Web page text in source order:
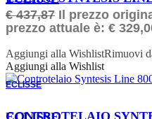
€437,87 Il prezzo
prezzo attuale è: €
Aggiungi alla WishlistRimuovi
Aggiungi alla Wishlist
ECLISSE
ORDINABILE